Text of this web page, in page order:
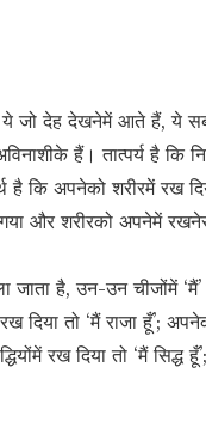
ये जो देह देखनेमें आते हैं, ये
हैं। तात्पर्य है कि
है कि अपनेको शरीरमें रख
और शरीरको अपनेमें रखनेसे
है, उन-उन चीजोंमें
तो ‘मैं राजा हूँ’;
रख दिया तो ‘मैं सिद्ध